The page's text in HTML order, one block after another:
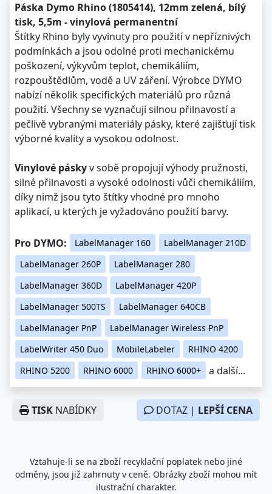
Páska Dymo Rhino (1805414), 12mm zelená, bílý
tisk, 5,5m - vinylová permanentní
Štítky Rhino byly vyvinuty pro použití v nepříznivých
podmínkách a jsou odolné proti mechanickému
poškození, výkyvům teplot, chemikáliím,
rozpouštědlům, vodě a UV záření. Výrobce DYMO
nabízí několik specifických materiálů pro různá
použití. Všechny se vyznačují silnou přilnavostí a
pečlivě vybranými materiály pásky, které zajišťují tisk
výborné kvality a vysokou odolnost.
Vinylové páskyv sobě propojují výhody pružnosti,
silné přilnavosti a vysoké odolnosti vůči chemikáliím,
díky nimž jsou tyto štítky vhodné pro mnoho
aplikací, u kterých je vyžadováno použití barvy.
Pro DYMO: LabelManager 160
LabelManager 210D
LabelManager 260P
LabelManager 280
LabelManager 360D
LabelManager 420P
LabelManager 500TS
LabelManager 640CB
LabelManager PnP
LabelManager Wireless PnP
LabelWriter 450 Duo
MobileLabeler
RHINO 4200
RHINO 5200
RHINO 6000 RHINO 6000+ a další...
TISK NABÍDKY DOTAZ | LEPŠÍ CENA
Vztahuje-li se na zboží recyklační poplatek nebo jiné
odměny, jsou již zahrnuty v ceně. Obrázky zboží mohou mít
ilustrační charakter.